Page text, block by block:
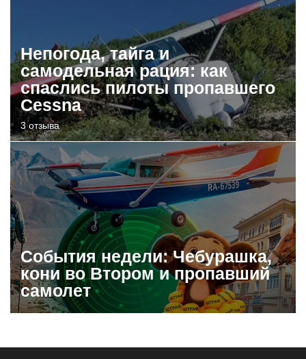
Непогода, тайга и
самодельная рация: как
спаслись пилоты пропавшего
Cessna
3 отзыва
События недели: Чебурашка,
кони во Втором и пропавший
самолет